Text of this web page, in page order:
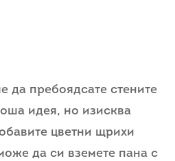
да пребоядсате стените
идея, но изисква
цветни щрихи
да си вземете пана с